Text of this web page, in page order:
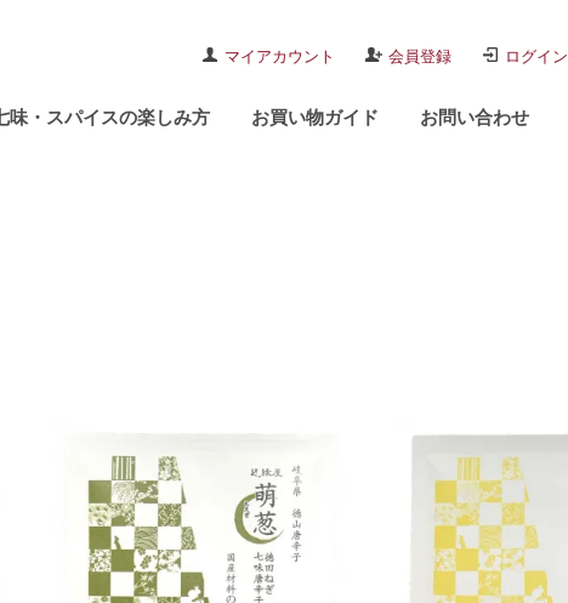
マイアカウント 会員登録 ログイン
味・スパイスの楽しみ方 お買い物ガイド お問い合わせ